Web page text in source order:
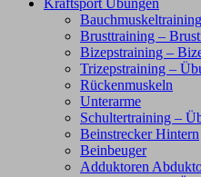
Kraftsport Übungen
Brusttraining –
Bizepstraining –
Trizepstraining –
Rückenmuskeln
Unterarme
Schultertraining –
Beinstrecker Hintern
Beinbeuger
Adduktoren